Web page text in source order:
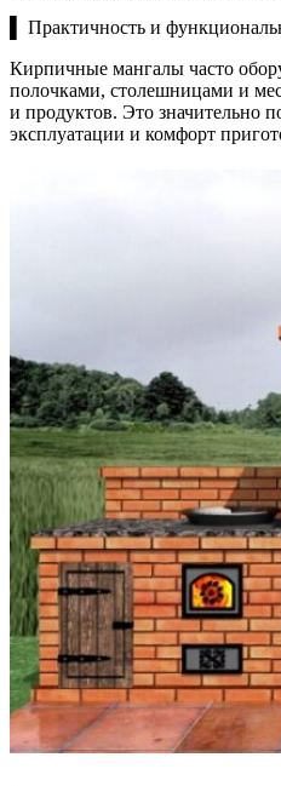
▌ Практичность и
Кирпичные мангалы часто
полочками, столешницами и
и продуктов. Это значительно
эксплуатации и комфорт